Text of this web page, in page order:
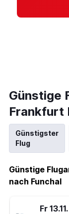
Günstige
Frankfurt
Günstigster
Flug
Günstige
nach Funchal
Fr 13.11.